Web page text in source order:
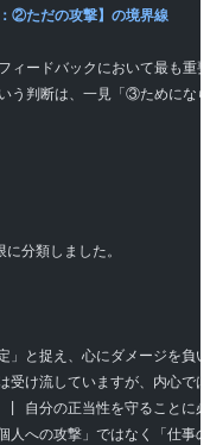
②ただの攻撃】の境界線
ードバックにおいて最も重
判断は、一見「③ためにな
分類しました。
捉え、心にダメージを負
流していますが、内心で
分の正当性を守ることに
の攻撃」ではなく「仕事